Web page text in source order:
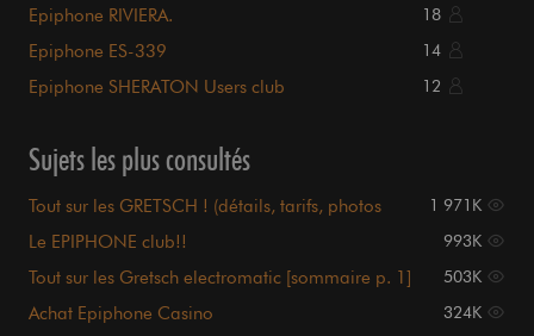
Epiphone RIVIERA. 18
Epiphone ES-339 14
Epiphone SHERATON Users club 12
Sujets les plus consultés
Tout sur les GRETSCH ! (détails, tarifs, photos
1 971K
Le EPIPHONE club!! 993K
Tout sur les Gretsch electromatic [sommaire p. 1] 503K
Achat Epiphone Casino 324K